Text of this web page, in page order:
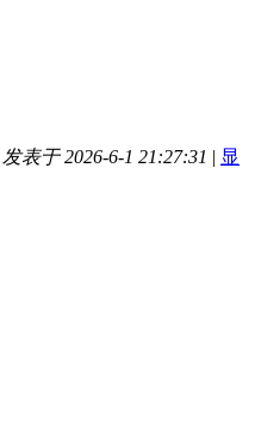
发表于 2026-6-1 21:27:31 | 显